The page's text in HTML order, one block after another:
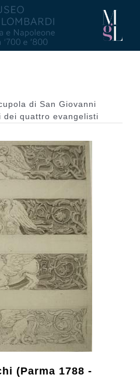
di San Giovanni
dei quattro evangelisti
(Parma 1788 -